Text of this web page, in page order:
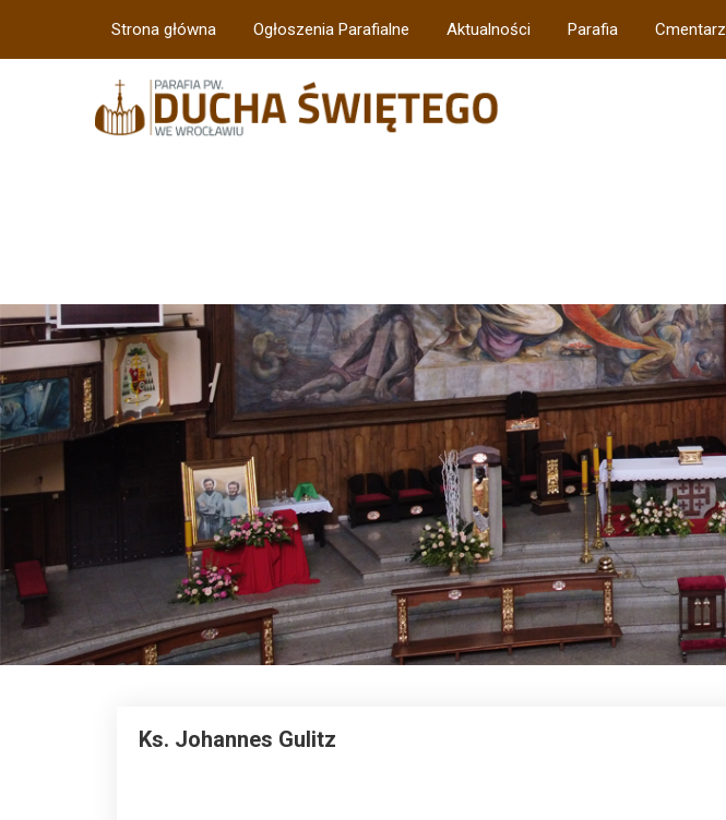
Strona główna Ogłoszenia Parafialne Aktualności Parafia Cmentarz
Ks. Johannes Gulitz